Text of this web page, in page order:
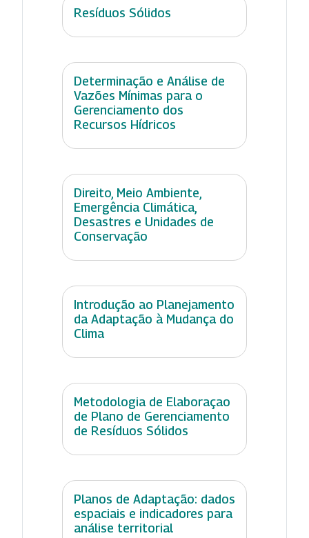
Resíduos Sólidos
Determinação e Análise de
Vazões Mínimas para o
Gerenciamento dos
Recursos Hídricos
Direito, Meio Ambiente,
Emergência Climática,
Desastres e Unidades de
Conservação
Introdução ao Planejamento
da Adaptação à Mudança do
Clima
Metodologia de Elaboraçao
de Plano de Gerenciamento
de Resíduos Sólidos
Planos de Adaptação: dados
espaciais e indicadores para
análise territorial